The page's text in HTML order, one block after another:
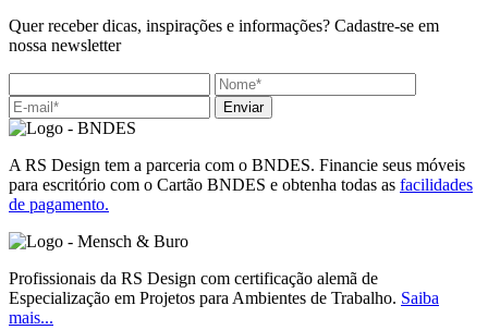
Quer receber dicas, inspirações e informações? Cadastre-se em
nossa newsletter
Enviar
A RS Design tem a parceria com o BNDES. Financie seus móveis
para escritório com o Cartão BNDES e obtenha todas as facilidades
de pagamento.
Profissionais da RS Design com certificação alemã de
Especialização em Projetos para Ambientes de Trabalho. Saiba
mais...